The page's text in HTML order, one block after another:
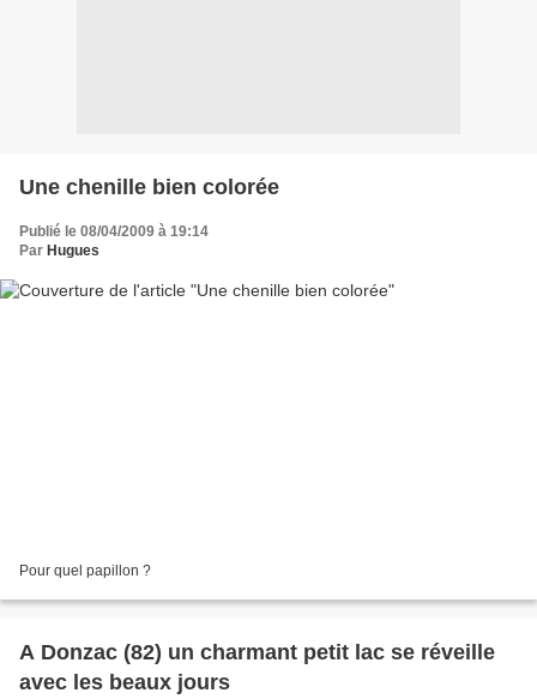
Une chenille bien colorée
Publié le 08/04/2009 à 19:14
Par Hugues
Pour quel papillon ?
A Donzac (82) un charmant petit lac se réveille
avec les beaux jours